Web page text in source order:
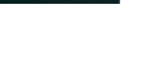
قبل دخول اليمن